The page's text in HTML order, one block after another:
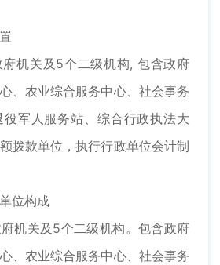
机关及5个二级机构, 包含政府
、农业综合服务中心、社会事务
军人服务站、综合行政执法大
拨款单位，执行行政单位会计制
位构成
关及5个二级机构。包含政府
、农业综合服务中心、社会事务